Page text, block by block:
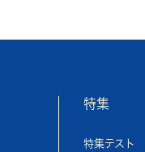
特集
特集テスト